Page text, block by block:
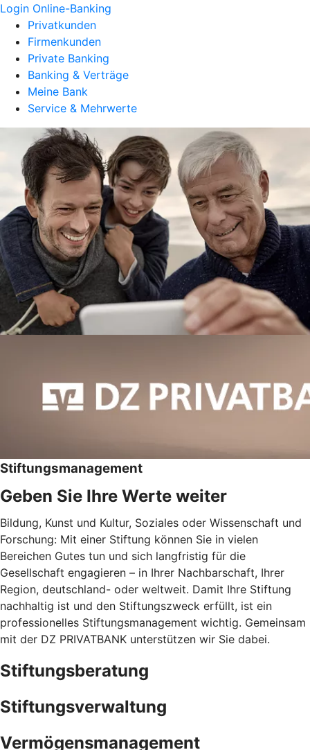
Login Online-Banking
Privatkunden
Firmenkunden
Private Banking
Banking & Verträge
Meine Bank
Service & Mehrwerte
Stiftungsmanagement
Geben Sie Ihre Werte weiter
Bildung, Kunst und Kultur, Soziales oder Wissenschaft und
Forschung: Mit einer Stiftung können Sie in vielen
Bereichen Gutes tun und sich langfristig für die
Gesellschaft engagieren – in Ihrer Nachbarschaft, Ihrer
Region, deutschland- oder weltweit. Damit Ihre Stiftung
nachhaltig ist und den Stiftungszweck erfüllt, ist ein
professionelles Stiftungsmanagement wichtig. Gemeinsam
mit der DZ PRIVATBANK unterstützen wir Sie dabei.
Stiftungsberatung
Stiftungsverwaltung
Vermögensmanagement